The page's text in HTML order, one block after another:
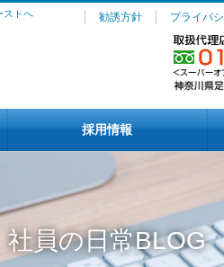
ストへ 勧誘方針 プライバ
採用情報
社員の日常BLOG